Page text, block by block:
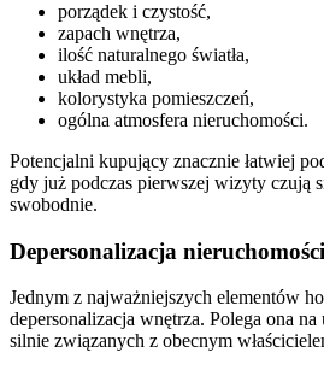
porządek i czystość,
zapach wnętrza,
ilość naturalnego światła,
układ mebli,
kolorystyka pomieszczeń,
ogólna atmosfera nieruchomości.
Potencjalni kupujący znacznie łatwiej
gdy już podczas pierwszej wizyty czują
swobodnie.
Depersonalizacja nieruchomości
Jednym z najważniejszych elementów
depersonalizacja wnętrza. Polega ona
silnie związanych z obecnym